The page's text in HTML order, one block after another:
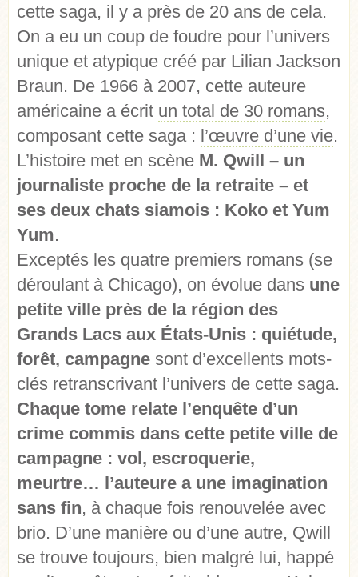
cette saga, il y a près de 20 ans de cela.
On a eu un coup de foudre pour l’univers
unique et atypique créé par Lilian Jackson
Braun. De 1966 à 2007, cette auteure
américaine a écrit un total de 30 romans,
composant cette saga : l’œuvre d’une vie.
L’histoire met en scène M. Qwill – un
journaliste proche de la retraite – et
ses deux chats siamois : Koko et Yum
Yum.
Exceptés les quatre premiers romans (se
déroulant à Chicago), on évolue dans une
petite ville près de la région des
Grands Lacs aux États-Unis : quiétude,
forêt, campagne sont d’excellents mots-
clés retranscrivant l’univers de cette saga.
Chaque tome relate l’enquête d’un
crime commis dans cette petite ville de
campagne : vol, escroquerie,
meurtre… l’auteure a une imagination
sans fin, à chaque fois renouvelée avec
brio. D’une manière ou d’une autre, Qwill
se trouve toujours, bien malgré lui, happé